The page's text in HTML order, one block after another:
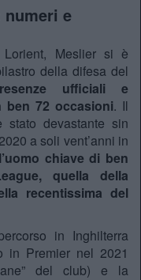
numeri e
Meslier si è
della difesa del
ufficiali e
ben 72 occasioni. Il
stato devastante sin
a soli vent’anni in
chiave di ben
quella della
recentissima del
in Inghilterra
in Premier nel 2021
del club) e la